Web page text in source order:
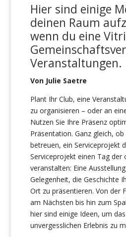
Hier sind einige
deinen Raum
wenn du eine
Veranstaltungen.
Von Julie Saetre
Plant Ihr Club, eine
zu organisieren – oder an
Nutzen Sie Ihre Präsenz
Präsentation. Ganz gleich, ob
betreuen, ein Serviceprojekt
Serviceprojekt einen Tag der
veranstalten: Eine
Gelegenheit, die Geschichte
Ort zu präsentieren. Von der
am Nächsten bis hin zum
hier sind einige Ideen, um
unvergesslichen Erlebnis zu